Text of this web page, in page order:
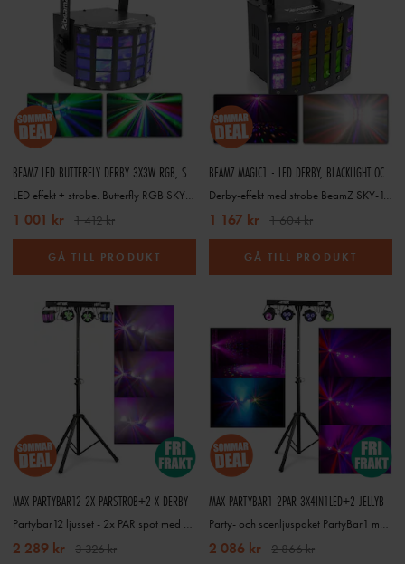
BEAMZ LED BUTTERFLY DERBY 3X3W RGB, SMD STROBE
LED effekt + strobe. Butterfly RGB SKY-153.728
1 001 kr 1 412 kr
GÅ TILL PRODUKT
BEAMZ MAGIC1 - LED DERBY, BLACKLIGHT OCH STROBOSKOP I ETT
Derby-effekt med strobe BeamZ SKY-153.733
1 167 kr 1 604 kr
GÅ TILL PRODUKT
MAX PARTYBAR12 2X PARSTROB+2 X DERBY
Partybar12 ljusset - 2x PAR spot med strobe och 2x Derby. Komplett ljuspaket
2 289 kr 3 326 kr
MAX PARTYBAR1 2PAR 3X4IN1LED+2 JELLYB
Party- och scenljuspaket PartyBar1 med 2x RGBW LED spot och 2x discoljus inkl stativ
2 086 kr 2 866 kr